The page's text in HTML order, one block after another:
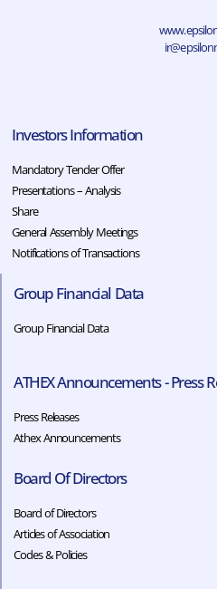
Investors Information
Mandatory Tender Offer
Presentations – Analysis
Share
General Assembly Meetings
Notifications of Transactions
Group Financial Data
Group Financial Data
ATHEX Announcements - Press
Press Releases
Athex Announcements
Board Of Directors
Board of Directors
Articles of Association
Codes & Policies​​